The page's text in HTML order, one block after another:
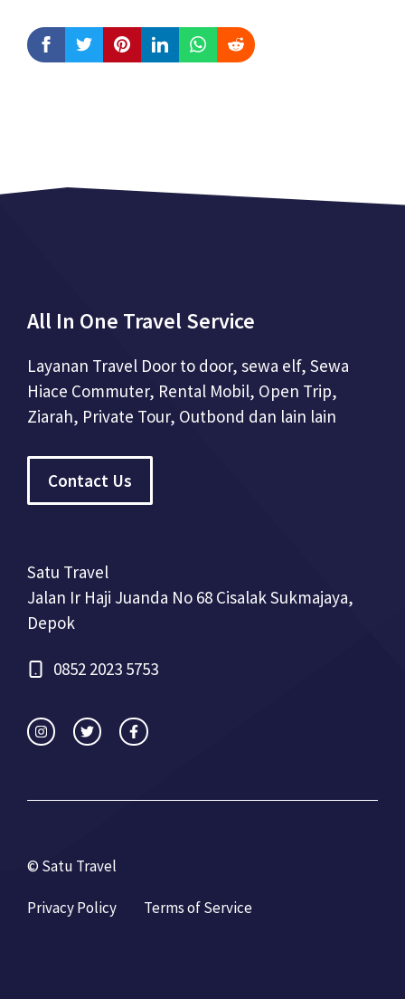
All In One Travel Service
Layanan Travel Door to door, sewa elf, Sewa
Hiace Commuter, Rental Mobil, Open Trip,
Ziarah, Private Tour, Outbond dan lain lain
Contact Us
Satu Travel
Jalan Ir Haji Juanda No 68 Cisalak Sukmajaya,
Depok
0852 2023 5753
© Satu Travel
Privacy Policy Terms of Service